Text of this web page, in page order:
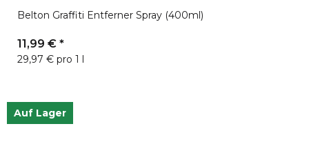
Belton Graffiti Entferner Spray (400ml)
11,99 € *
29,97 € pro 1 l
Auf Lager